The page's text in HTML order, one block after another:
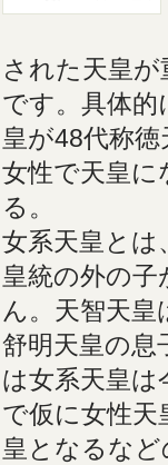
された天皇
です。具体的
皇が48代称
女性で天皇に
る。
女系天皇とは
皇統の外の
ん。天智天
舒明天皇の息
は女系天皇
で仮に女性
皇となるな